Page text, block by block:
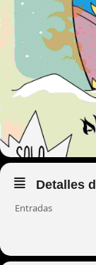
Detalles
Entradas